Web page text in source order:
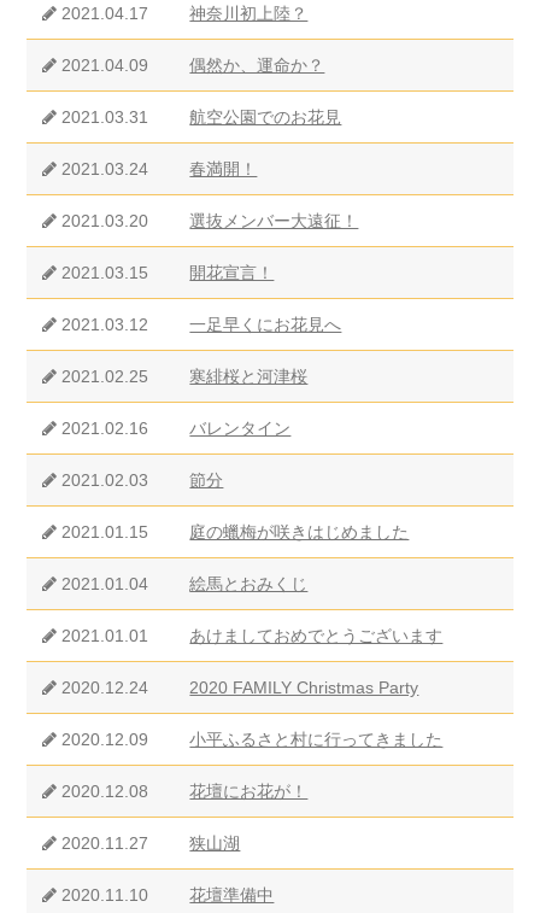
2021.04.17 神奈川初上陸？
2021.04.09 偶然か、運命か？
2021.03.31 航空公園でのお花見
2021.03.24 春満開！
2021.03.20 選抜メンバー大遠征！
2021.03.15 開花宣言！
2021.03.12 一足早くにお花見へ
2021.02.25 寒緋桜と河津桜
2021.02.16 バレンタイン
2021.02.03 節分
2021.01.15 庭の蠟梅が咲きはじめました
2021.01.04 絵馬とおみくじ
2021.01.01 あけましておめでとうございます
2020.12.24 2020 FAMILY Christmas Party
2020.12.09 小平ふるさと村に行ってきました
2020.12.08 花壇にお花が！
2020.11.27 狭山湖
2020.11.10 花壇準備中